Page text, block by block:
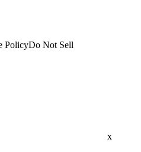
PolicyDo Not Sell
x